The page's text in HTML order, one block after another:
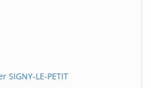
SIGNY-LE-PETIT